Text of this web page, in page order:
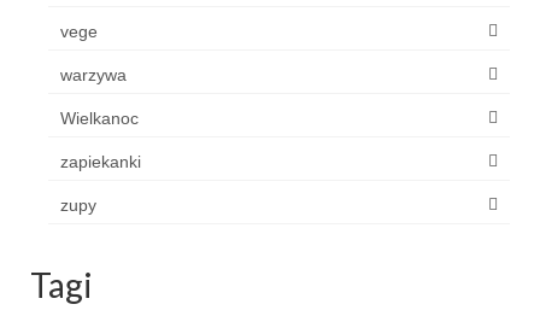
vege
warzywa
Wielkanoc
zapiekanki
zupy
Tagi